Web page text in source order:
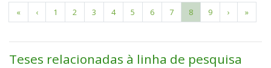
Paginação
Primeira
página
«
Página
anterior
‹ Page
1 Page
2 Page
3 Page
4 Page
5 Page
6 Page
7
Página
atual
8 Page
9
Próxima
página
›
Última
página
»
Teses relacionadas à linha de pesquisa